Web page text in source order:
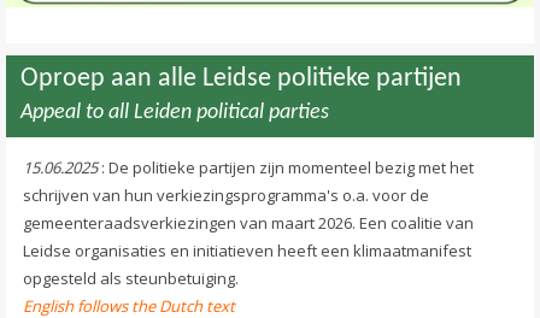
Oproep aan alle Leidse politieke partijen
Appeal to all Leiden political parties
15.06.2025: De politieke partijen zijn momenteel bezig met het
schrijven van hun verkiezingsprogramma's o.a. voor de
gemeenteraadsverkiezingen van maart 2026. Een coalitie van
Leidse organisaties en initiatieven heeft een klimaatmanifest
opgesteld als steunbetuiging.
English follows the Dutch text